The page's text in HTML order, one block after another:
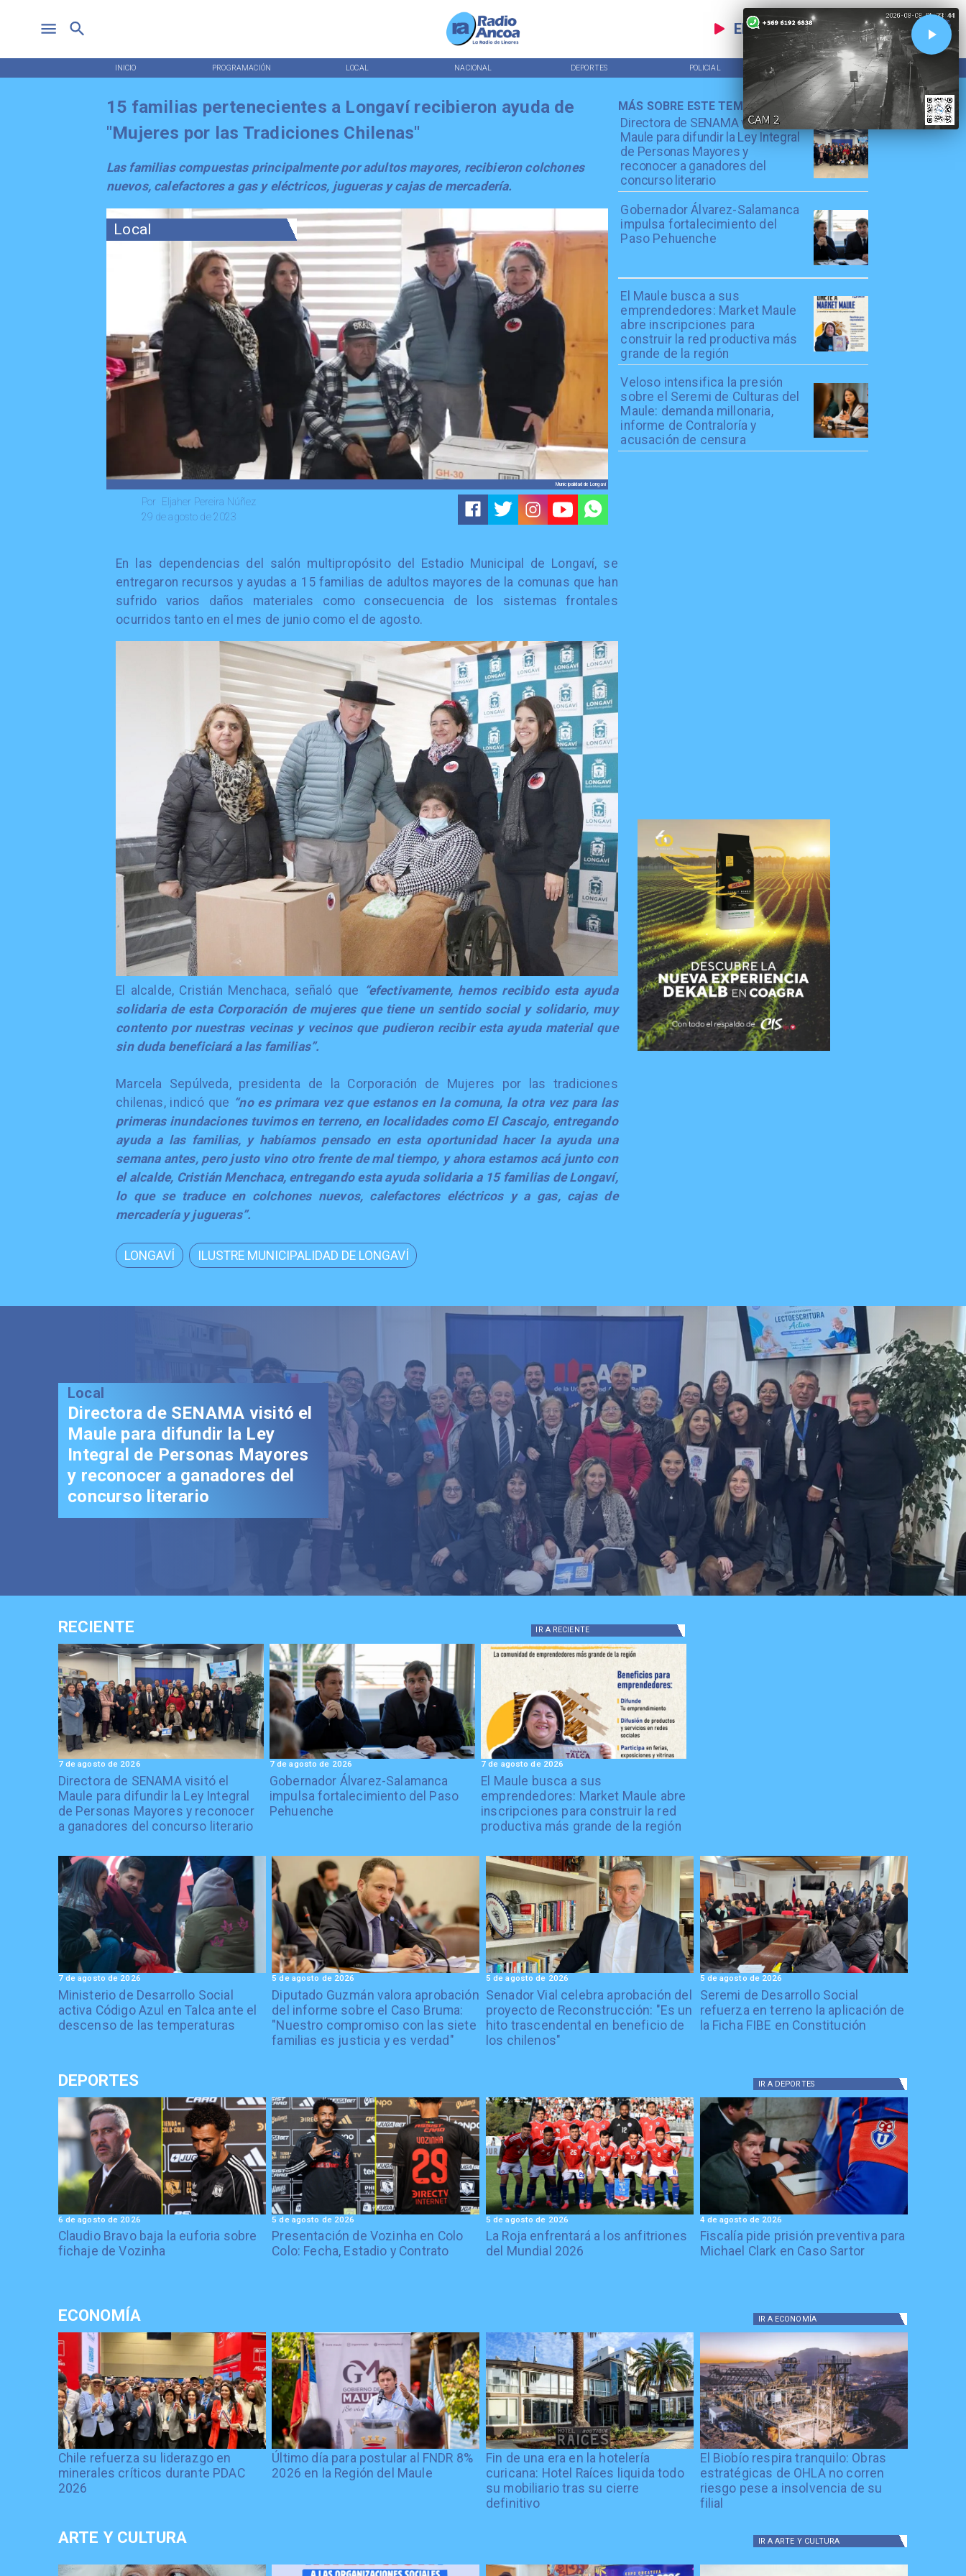
EN VIVO
INICIO PROGRAMACIÓN LOCAL NACIONAL DEPORTES POLICIAL TENDENCIAS
Local
Eljaher Pereira Núñez
Por
29 de agosto de 2023
Municipalidad de Longaví
Directora de SENAMA visitó el
Maule para difundir la Ley Integral
de Personas Mayores y
reconocer a ganadores del
concurso literario
Gobernador Álvarez-Salamanca
impulsa fortalecimiento del
Paso Pehuenche
El Maule busca a sus
emprendedores: Market Maule
abre inscripciones para
construir la red productiva más
grande de la región
Veloso intensifica la presión
sobre el Seremi de Culturas del
Maule: demanda millonaria,
informe de Contraloría y
acusación de censura
MÁS SOBRE ESTE TEMA
15 familias pertenecientes a Longaví recibieron ayuda de
"Mujeres por las Tradiciones Chilenas"
Las familias compuestas principalmente por adultos mayores, recibieron colchones
nuevos, calefactores a gas y eléctricos, jugueras y cajas de mercadería.
En las dependencias del salón multipropósito del Estadio Municipal de Longaví, se
entregaron recursos y ayudas a 15 familias de adultos mayores de la comunas que han
sufrido varios daños materiales como consecuencia de los sistemas frontales
ocurridos tanto en el mes de junio como el de agosto.
El alcalde, Cristián Menchaca, señaló que “efectivamente, hemos recibido esta ayuda
solidaria de esta Corporación de mujeres que tiene un sentido social y solidario, muy
contento por nuestras vecinas y vecinos que pudieron recibir esta ayuda material que
sin duda beneficiará a las familias”.
Marcela Sepúlveda, presidenta de la Corporación de Mujeres por las tradiciones
chilenas, indicó que “no es primara vez que estanos en la comuna, la otra vez para las
primeras inundaciones tuvimos en terreno, en localidades como El Cascajo, entregando
ayuda a las familias, y habíamos pensado en esta oportunidad hacer la ayuda una
semana antes, pero justo vino otro frente de mal tiempo, y ahora estamos acá junto con
el alcalde, Cristián Menchaca, entregando esta ayuda solidaria a 15 familias de Longaví,
lo que se traduce en colchones nuevos, calefactores eléctricos y a gas, cajas de
mercadería y jugueras”.
LONGAVÍ ILUSTRE MUNICIPALIDAD DE LONGAVÍ
Local
Gobernador Álvarez-
Salamanca impulsa
fortalecimiento del Paso
Pehuenche
RECIENTE IR A RECIENTE
Directora de SENAMA visitó el
Maule para difundir la Ley Integral
de Personas Mayores y reconocer
a ganadores del concurso literario
7 de agosto de 2026
Gobernador Álvarez-Salamanca
impulsa fortalecimiento del Paso
Pehuenche
7 de agosto de 2026
El Maule busca a sus
emprendedores: Market Maule abre
inscripciones para construir la red
productiva más grande de la región
7 de agosto de 2026
Ministerio de Desarrollo Social
activa Código Azul en Talca ante el
descenso de las temperaturas
7 de agosto de 2026
Diputado Guzmán valora aprobación
del informe sobre el Caso Bruma:
"Nuestro compromiso con las siete
familias es justicia y es verdad"
5 de agosto de 2026
Senador Vial celebra aprobación del
proyecto de Reconstrucción: "Es un
hito trascendental en beneficio de
los chilenos"
5 de agosto de 2026
Seremi de Desarrollo Social
refuerza en terreno la aplicación de
la Ficha FIBE en Constitución
5 de agosto de 2026
DEPORTES IR A DEPORTES
Claudio Bravo baja la euforia sobre
fichaje de Vozinha
6 de agosto de 2026
Presentación de Vozinha en Colo
Colo: Fecha, Estadio y Contrato
5 de agosto de 2026
La Roja enfrentará a los anfitriones
del Mundial 2026
5 de agosto de 2026
Fiscalía pide prisión preventiva para
Michael Clark en Caso Sartor
4 de agosto de 2026
ECONOMÍA IR A ECONOMÍA
Chile refuerza su liderazgo en
minerales críticos durante PDAC
2026
Último día para postular al FNDR 8%
2026 en la Región del Maule
Fin de una era en la hotelería
curicana: Hotel Raíces liquida todo
su mobiliario tras su cierre
definitivo
El Biobío respira tranquilo: Obras
estratégicas de OHLA no corren
riesgo pese a insolvencia de su
filial
ARTE Y CULTURA IR A ARTE Y CULTURA